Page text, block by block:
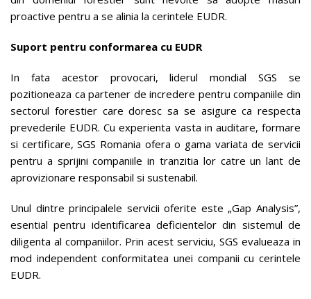
proactive pentru a se alinia la cerintele EUDR​.
Suport pentru conformarea cu EUDR
In fata acestor provocari, liderul mondial SGS se
pozitioneaza ca partener de incredere pentru companiile din
sectorul forestier care doresc sa se asigure ca respecta
prevederile EUDR. Cu experienta vasta in auditare, formare
si certificare, SGS Romania ofera o gama variata de servicii
pentru a sprijini companiile in tranzitia lor catre un lant de
aprovizionare responsabil si sustenabil.
Unul dintre principalele servicii oferite este „Gap Analysis”,
esential pentru identificarea deficientelor din sistemul de
diligenta al companiilor. Prin acest serviciu, SGS evalueaza in
mod independent conformitatea unei companii cu cerintele
EUDR​.